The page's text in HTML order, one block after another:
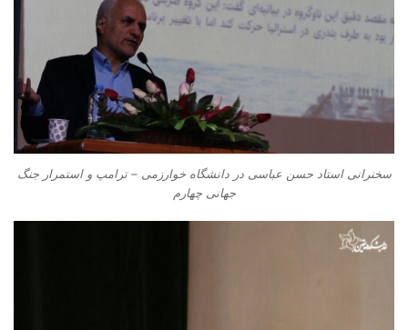
سخنرانی استاد حسن عباسی در دانشگاه خوارزمی – ترامپ و استمرار جنگ
جهانی چهارم